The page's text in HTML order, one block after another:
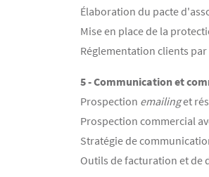
Élaboration du pacte
Mise en place de la
Réglementation clients
5 - Communication et
Prospection emailinget
Prospection commercial
Stratégie de
Outils de facturation et de